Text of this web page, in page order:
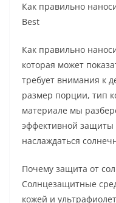
Как правильно
Best
Как правильно
которая может
требует внимания к
размер порции, тип
материале мы
эффективной
наслаждаться
Почему защита от
Солнцезащитные
кожей и